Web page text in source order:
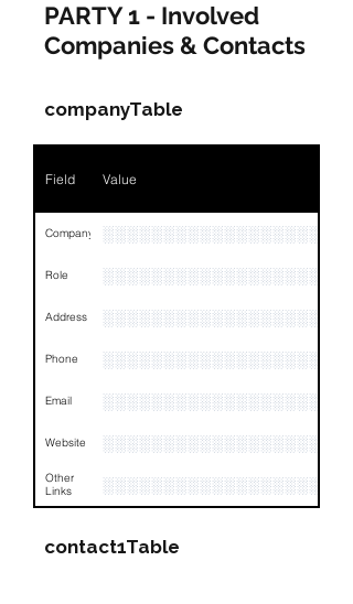
PARTY 1 - Involved
Companies & Contacts
companyTable
Field Value
Company
Role
Address
Phone
Email ░░░░░░░░░░░░░░░░░░░
Website
Other
Links
contact1Table